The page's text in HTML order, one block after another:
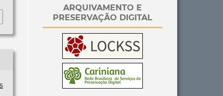
ARQUIVAMENTO E
PRESERVAÇÃO DIGITAL